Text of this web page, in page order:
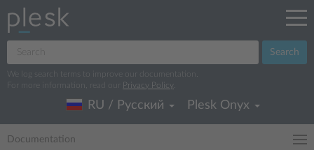
Search
We log search terms to improve our documentation.
For more information, read our
Privacy Policy
RU / Русский Plesk Onyx
Documentation